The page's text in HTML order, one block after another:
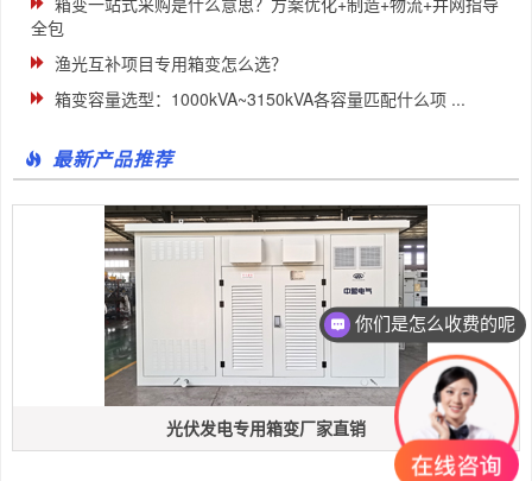
全包
渔光互补项目专用箱变怎么选？
箱变容量选型：1000kVA~3150kVA各容量匹配什么项 ...
最新产品推荐
光伏发电专用箱变厂家直销
你们是怎么收费的呢